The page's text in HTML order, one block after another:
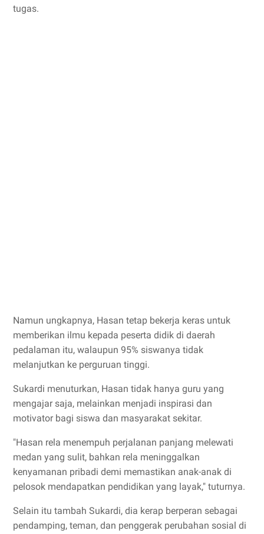
tugas.
Namun ungkapnya, Hasan tetap bekerja keras untuk
memberikan ilmu kepada peserta didik di daerah
pedalaman itu, walaupun 95% siswanya tidak
melanjutkan ke perguruan tinggi.
Sukardi menuturkan, Hasan tidak hanya guru yang
mengajar saja, melainkan menjadi inspirasi dan
motivator bagi siswa dan masyarakat sekitar.
"Hasan rela menempuh perjalanan panjang melewati
medan yang sulit, bahkan rela meninggalkan
kenyamanan pribadi demi memastikan anak-anak di
pelosok mendapatkan pendidikan yang layak," tuturnya.
Selain itu tambah Sukardi, dia kerap berperan sebagai
pendamping, teman, dan penggerak perubahan sosial di